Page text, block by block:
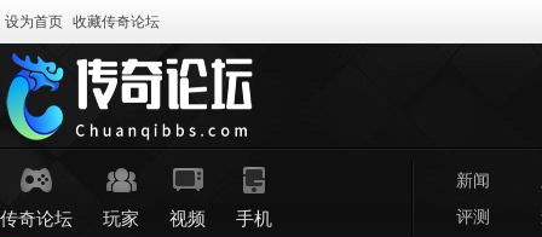
设为首页 收藏传奇论坛
传奇论坛 玩家 视频 手机
新闻
评测